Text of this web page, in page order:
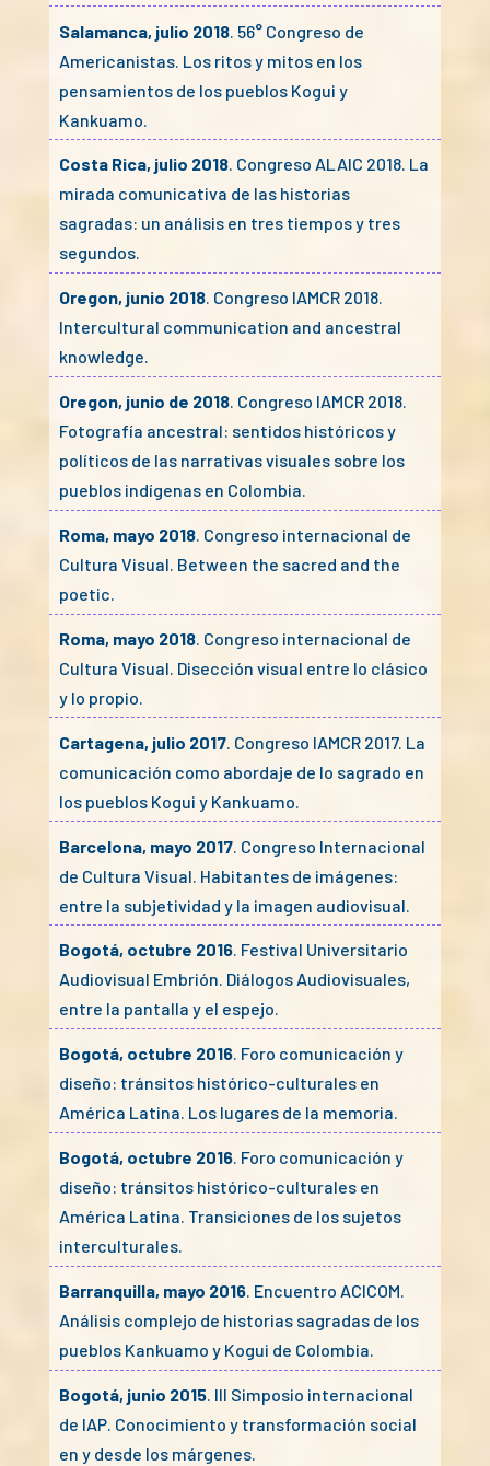
Salamanca, julio 2018. 56° Congreso de
Americanistas. Los ritos y mitos en los
pensamientos de los pueblos Kogui y
Kankuamo.
Costa Rica, julio 2018. Congreso ALAIC 2018. La
mirada comunicativa de las historias
sagradas: un análisis en tres tiempos y tres
segundos.
Oregon, junio 2018. Congreso IAMCR 2018.
Intercultural communication and ancestral
knowledge.
Oregon, junio de 2018. Congreso IAMCR 2018.
Fotografía ancestral: sentidos históricos y
políticos de las narrativas visuales sobre los
pueblos indígenas en Colombia.
Roma, mayo 2018. Congreso internacional de
Cultura Visual. Between the sacred and the
poetic.
Roma, mayo 2018. Congreso internacional de
Cultura Visual. Disección visual entre lo clásico
y lo propio.
Cartagena, julio 2017. Congreso IAMCR 2017. La
comunicación como abordaje de lo sagrado en
los pueblos Kogui y Kankuamo.
Barcelona, mayo 2017. Congreso Internacional
de Cultura Visual. Habitantes de imágenes:
entre la subjetividad y la imagen audiovisual.
Bogotá, octubre 2016. Festival Universitario
Audiovisual Embrión. Diálogos Audiovisuales,
entre la pantalla y el espejo.
Bogotá, octubre 2016. Foro comunicación y
diseño: tránsitos histórico-culturales en
América Latina. Los lugares de la memoria.
Bogotá, octubre 2016. Foro comunicación y
diseño: tránsitos histórico-culturales en
América Latina. Transiciones de los sujetos
interculturales.
Barranquilla, mayo 2016. Encuentro ACICOM.
Análisis complejo de historias sagradas de los
pueblos Kankuamo y Kogui de Colombia.
Bogotá, junio 2015. III Simposio internacional
de IAP. Conocimiento y transformación social
en y desde los márgenes.